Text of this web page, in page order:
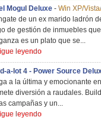
Mogul Deluxe - Win XP/
de un ex marido ladrón
de gestión de inmuebles
es un plato que se...
leyendo
a-lot 4 - Power Source
a la última y emocionante
diversión a raudales.
campañas y un...
leyendo